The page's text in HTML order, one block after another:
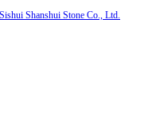
Shanshui Stone Co., Ltd.